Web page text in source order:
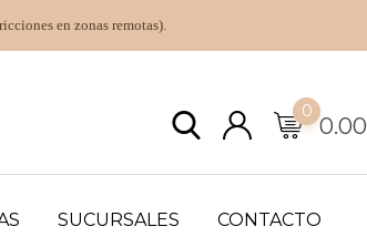
en zonas remotas).
0.00
0
SUCURSALES CONTACTO